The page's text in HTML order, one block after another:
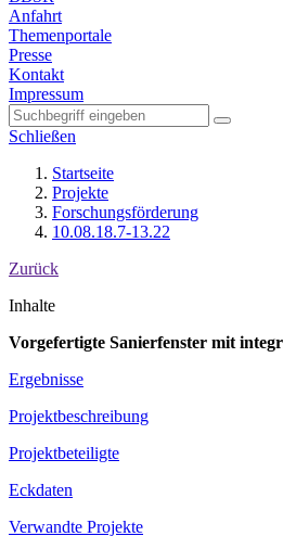
Anfahrt
Themenportale
Presse
Kontakt
Impressum
Schließen
Startseite
Projekte
Forschungsförderung
10.08.18.7-13.22
Zurück
Inhalte
Vorgefertigte Sanierfenster mit
Ergebnisse
Projektbeschreibung
Projektbeteiligte
Eckdaten
Verwandte Projekte